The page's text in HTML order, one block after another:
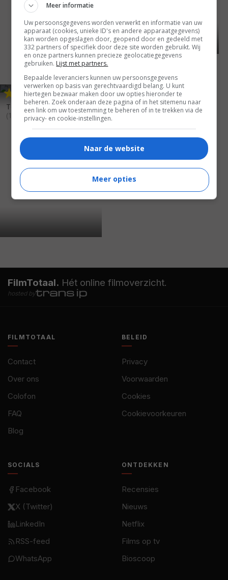
,9
To Love, Honor & Betray
(1999)
FilmTotaal. Hét online filmoverzicht.
hosted by
FILMTOTAAL
Contact
Over ons
Colofon
FAQ
Blog
BELEID
Privacy
Voorwaarden
Cookies
Cookievoorkeuren
SOCIALS
Facebook
X (Twitter)
LinkedIn
RSS-feed
WhatsApp
ONTDEKKEN
Recensies
Nieuws
Netflix
Films op tv
Bioscoop
Meer informatie
Uw persoonsgegevens worden verwerkt en informatie van uw
apparaat (cookies, unieke ID's en andere apparaatgegevens)
kan worden opgeslagen door, geopend door en gedeeld met
332 partners of specifiek door deze site worden gebruikt. Wij
en onze partners kunnen precieze geolocatiegegevens
gebruiken. Lijst met partners.
Bepaalde leveranciers kunnen uw persoonsgegevens
verwerken op basis van gerechtvaardigd belang. U kunt
hiertegen bezwaar maken door uw opties hieronder te
beheren. Zoek onderaan deze pagina of in het sitemenu naar
een link om uw toestemming te beheren of in te trekken via de
privacy- en cookie-instellingen.
Naar de website
Meer opties